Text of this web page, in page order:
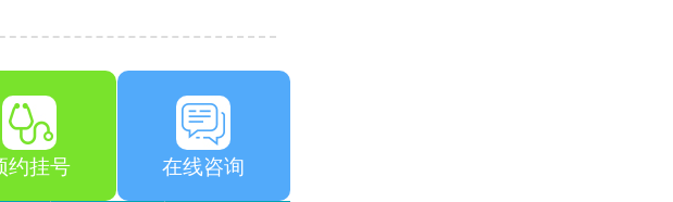
约挂号 在线咨询